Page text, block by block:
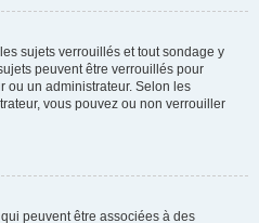
sujets verrouillés et tout sondage y
peuvent être verrouillés pour
ou un administrateur. Selon les
vous pouvez ou non verrouiller
peuvent être associées à des